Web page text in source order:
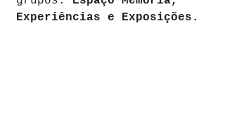
Experiências e Exposições.